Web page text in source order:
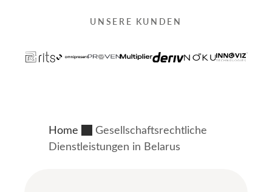
UNSERE KUNDEN
Home
Gesellschaftsrechtliche
Dienstleistungen in Belarus